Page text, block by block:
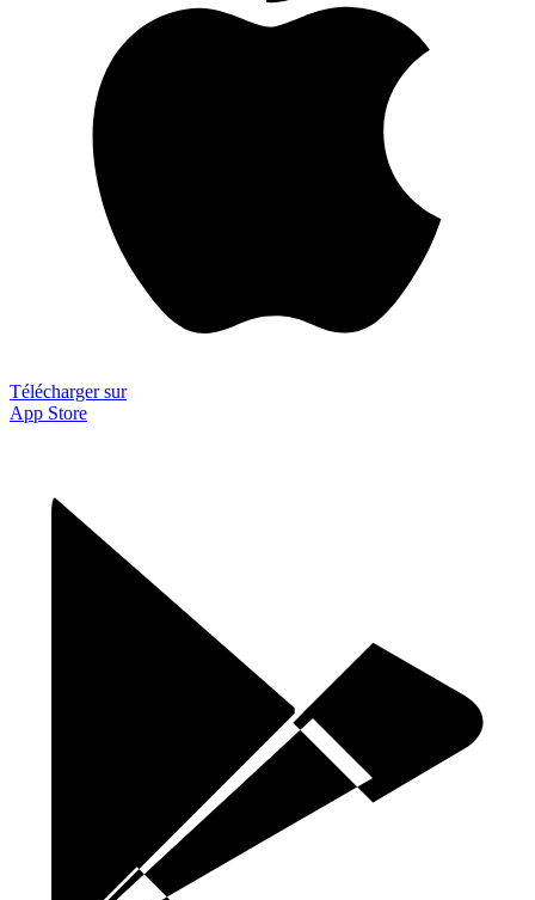
Télécharger sur
App Store